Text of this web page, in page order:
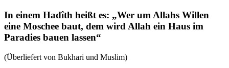
In einem Hadîth heißt es: „Wer um Allahs Willen
eine Moschee baut, dem wird Allah ein Haus im
Paradies bauen lassen“
(Überliefert von Bukhari und Muslim)